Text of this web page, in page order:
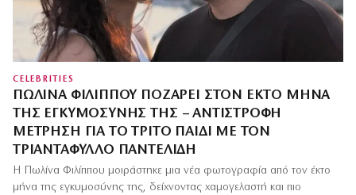
CELEBRITIES
ΠΩΛΊΝΑ ΦΙΛΊΠΠΟΥ ΠΟΖΆΡΕΙ ΣΤΟΝ ΈΚΤΟ ΜΉΝΑ
ΤΗΣ ΕΓΚΥΜΟΣΎΝΗΣ ΤΗΣ – ΑΝΤΊΣΤΡΟΦΗ
ΜΈΤΡΗΣΗ ΓΙΑ ΤΟ ΤΡΊΤΟ ΠΑΙΔΊ ΜΕ ΤΟΝ
ΤΡΙΑΝΤΆΦΥΛΛΟ ΠΑΝΤΕΛΊΔΗ
Η Πωλίνα Φιλίππου μοιράστηκε μια νέα φωτογραφία από τον έκτο
μήνα της εγκυμοσύνης της, δείχνοντας χαμογελαστή και πιο